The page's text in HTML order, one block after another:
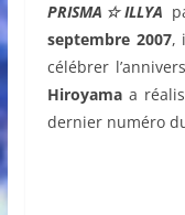
PRISMA☆ILLYA
septembre 2007,
célébrer
Hiroyamaa
dernier numéro